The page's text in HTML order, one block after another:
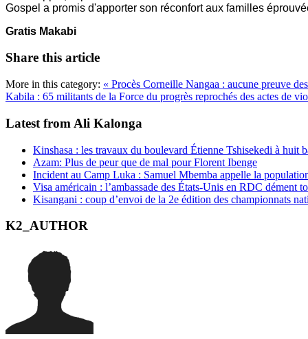
Gospel a promis d'apporter son réconfort aux familles
Gratis Makabi
Share this article
More in this category: « Procès Corneille Nangaa : aucune preuve
Kabila : 65 militants de la Force du progrès reprochés des actes de
Latest from Ali Kalonga
Kinshasa : les travaux du boulevard Étienne Tshisekedi à huit
Azam: Plus de peur que de mal pour Florent Ibenge
Incident au Camp Luka : Samuel Mbemba appelle la
Visa américain : l’ambassade des États-Unis en RDC dément
Kisangani : coup d’envoi de la 2e édition des championnats
K2_AUTHOR